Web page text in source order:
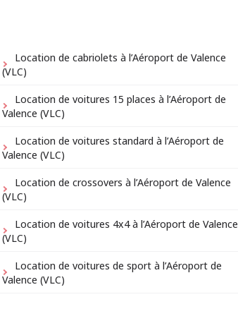
Location de cabriolets à l’Aéroport de Valence
(VLC)
Location de voitures 15 places à l’Aéroport de
Valence (VLC)
Location de voitures standard à l’Aéroport de
Valence (VLC)
Location de crossovers à l’Aéroport de Valence
(VLC)
Location de voitures 4x4 à l’Aéroport de Valence
(VLC)
Location de voitures de sport à l’Aéroport de
Valence (VLC)